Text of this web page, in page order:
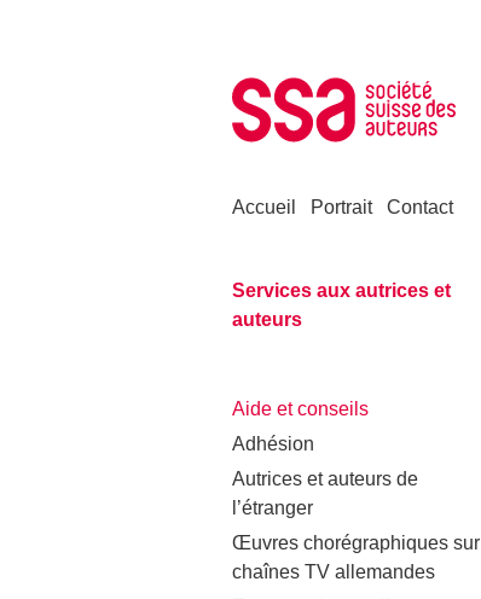
Accueil Portrait Contact
Services aux autrices et
auteurs
Aide et conseils
Adhésion
Autrices et auteurs de
l’étranger
Œuvres chorégraphiques sur
chaînes TV allemandes